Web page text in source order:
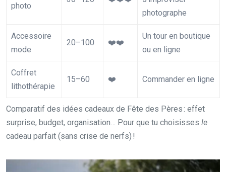
Comparatif des idées cadeaux de Fête des Pères : effet
surprise, budget, organisation… Pour que tu choisisses le
cadeau parfait (sans crise de nerfs) !
photo
photographe
Accessoire
mode
20–100 ❤️❤️
Un tour en boutique
ou en ligne
Coffret
lithothérapie
15–60 ❤️ Commander en ligne